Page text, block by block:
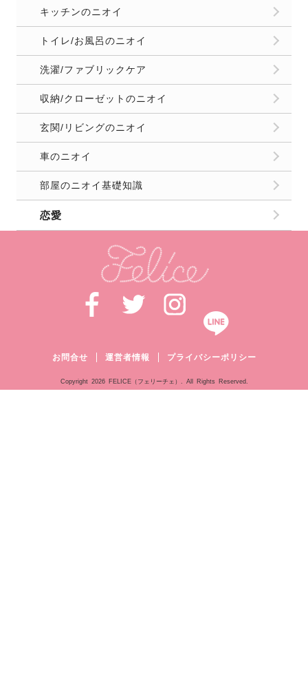
キッチンのニオイ
トイレ/お風呂のニオイ
洗濯/ファブリックケア
収納/クローゼットのニオイ
玄関/リビングのニオイ
車のニオイ
部屋のニオイ基礎知識
恋愛
お問合せ 運営者情報 プライバシーポリシー
Copyright 2026 FELICE（フェリーチェ）. All Rights Reserved.